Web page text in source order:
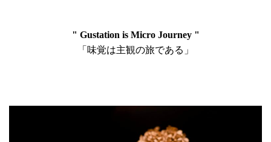
" Gustation is Micro Journey "
「味覚は主観の旅である」